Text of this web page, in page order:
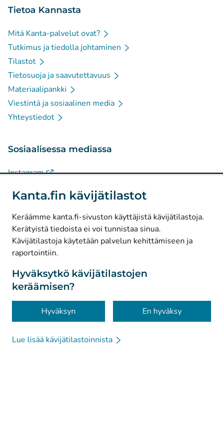
Kanta.fin kävijätilastot
Keräämme kanta.fi-sivuston käyttäjistä kävijätilastoja.
Kerätyistä tiedoista ei voi tunnistaa sinua.
Kävijätilastoja käytetään palvelun kehittämiseen ja
raportointiin.
Hyväksytkö kävijätilastojen
keräämisen?
Hyväksyn En hyväksy
Lue lisää kävijätilastoinnista
Tietoa Kannasta
Mitä Kanta-palvelut ovat?
Tutkimus ja tiedolla johtaminen
Tilastot
Tietosuoja ja saavutettavuus
Materiaalipankki
Viestintä ja sosiaalinen media
Yhteystiedot
Sosiaalisessa mediassa
Instagram(Avautuu uuteen välilehteen)
Facebook(Avautuu uuteen välilehteen)
© Kanta-Palvelut, Kansaneläkelaitos
Tietosuoja
Tietoa sivustosta
Saavutettavuus
Evästeet